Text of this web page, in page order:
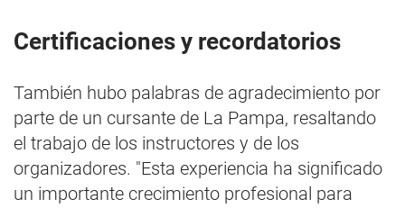
Certificaciones y recordatorios
También hubo palabras de agradecimiento por
parte de un cursante de La Pampa, resaltando
el trabajo de los instructores y de los
organizadores. "Esta experiencia ha significado
un importante crecimiento profesional para